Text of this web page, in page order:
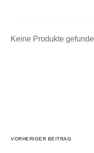
Keine Produkte
VORHERIGER BEITRAG